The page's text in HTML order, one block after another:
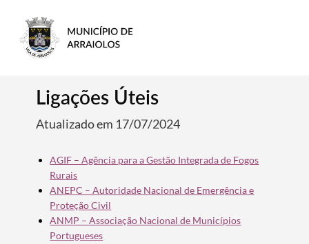
Ligações Úteis
Atualizado em 17/07/2024
AGIF – Agência para a Gestão Integrada de Fogos
Rurais
ANEPC – Autoridade Nacional de Emergência e
Proteção Civil
ANMP – Associação Nacional de Municípios
Portugueses